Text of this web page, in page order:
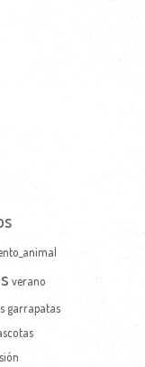
verano
garrapatas